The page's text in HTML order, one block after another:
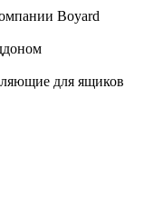
Boyard
для ящиков